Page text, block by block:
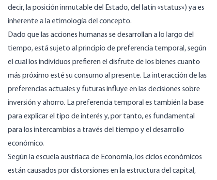
decir, la posición inmutable del Estado, del latín «status») ya es
inherente a la etimología del concepto.
Dado que las acciones humanas se desarrollan a lo largo del
tiempo, está sujeto al principio de preferencia temporal, según
el cual los individuos prefieren el disfrute de los bienes cuanto
más próximo esté su consumo al presente. La interacción de las
preferencias actuales y futuras influye en las decisiones sobre
inversión y ahorro. La preferencia temporal es también la base
para explicar el tipo de interés y, por tanto, es fundamental
para los intercambios a través del tiempo y el desarrollo
económico.
Según la escuela austriaca de Economía, los ciclos económicos
están causados por distorsiones en la estructura del capital,